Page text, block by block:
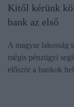
Kitől kérünk
bank az első
A magyar lakosság
mégis pénzügyi
először a bankok